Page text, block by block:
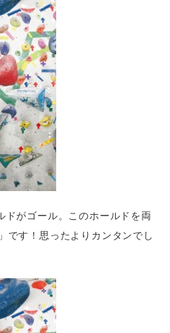
ドがゴール。このホールドを両
です！思ったよりカンタンでし